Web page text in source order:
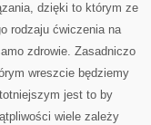
dzięki to którym ze
rodzaju ćwiczenia na
zdrowie. Zasadniczo
wreszcie będziemy
jest to by
wiele zależy